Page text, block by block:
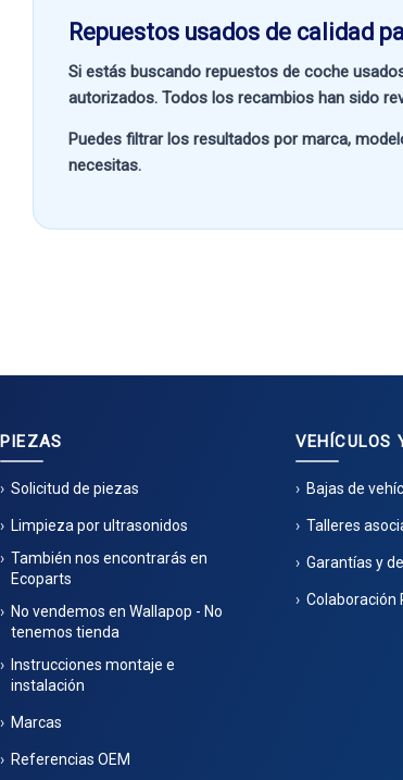
Repuestos usados de calidad
Si estás buscando repuestos de coche
autorizados. Todos los recambios han sido
Puedes filtrar los resultados pormarca,
necesitas.
PIEZAS
Solicitud de piezas
Limpieza por ultrasonidos
También nos encontrarás en
Ecoparts
No vendemos en Wallapop - No
tenemos tienda
Instrucciones montaje e
instalación
Marcas
Referencias OEM
VEHÍCULOS
Bajas de
Talleres
Garantías y
Colaboración